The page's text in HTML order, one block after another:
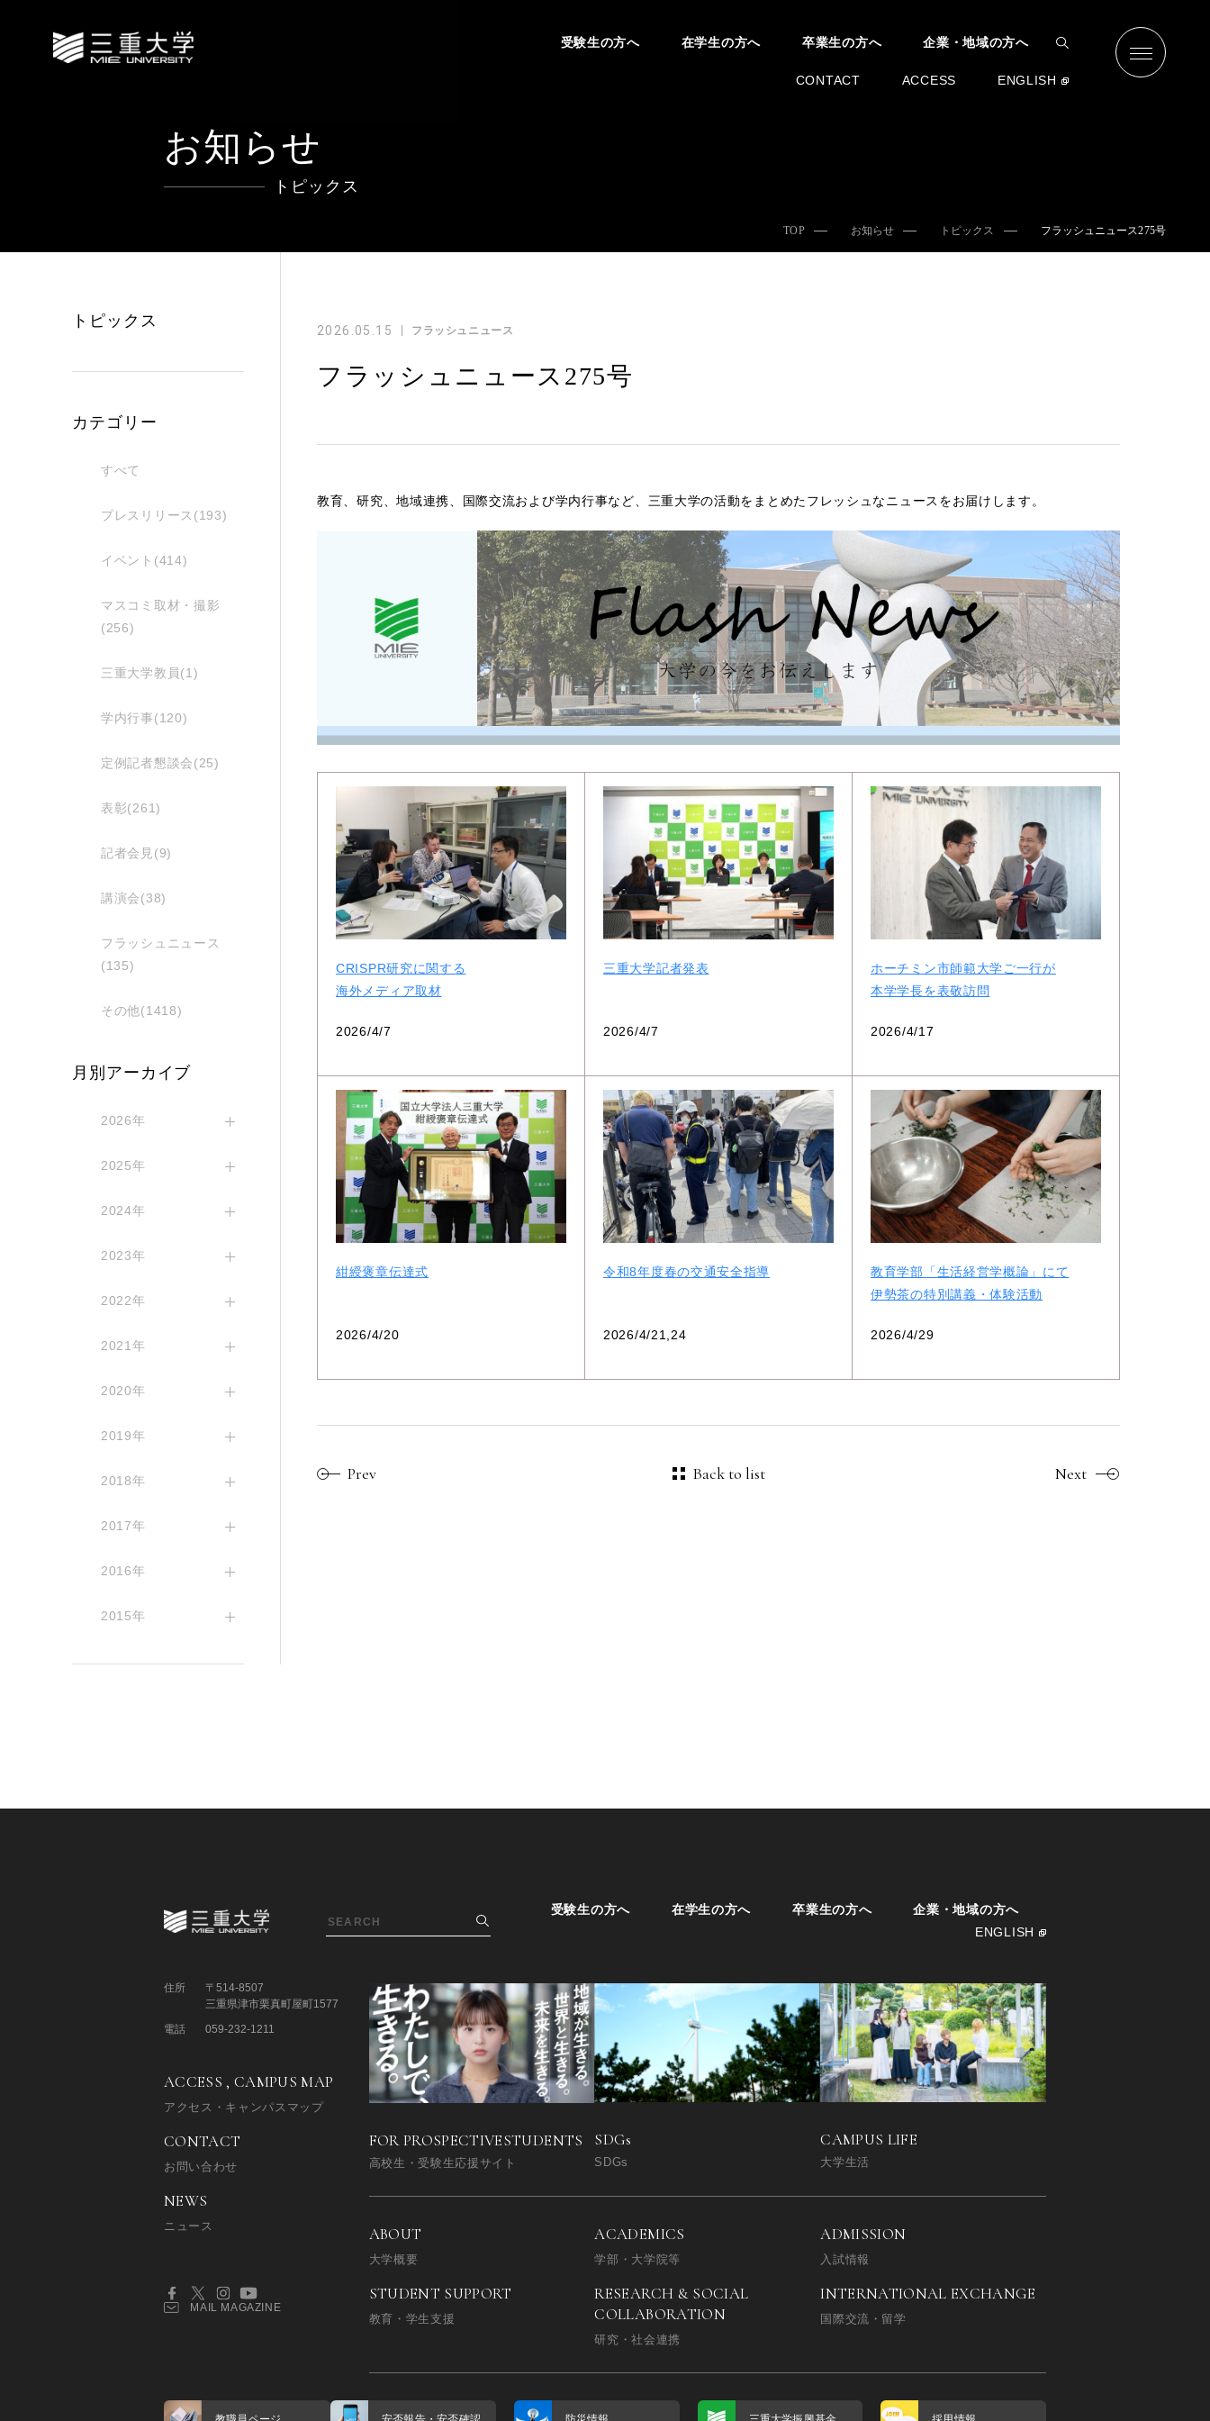
受験生の方へ 在学生の方へ 卒業生の方へ 企業・地域の方へ
CONTACT ACCESS ENGLISH
お知らせ
トピックス
TOP お知らせ トピックス フラッシュニュース275号
2026.05.15 フラッシュニュース
フラッシュニュース275号
教育、研究、地域連携、国際交流および学内行事など、三重大学の活動をまとめたフレッシュなニュースをお届けします。
CRISPR研究に関する
海外メディア取材
2026/4/7
三重大学記者発表
2026/4/7
ホーチミン市師範大学ご一行が
本学学長を表敬訪問
2026/4/17
紺綬褒章伝達式
2026/4/20
令和8年度春の交通安全指導
2026/4/21,24
教育学部「生活経営学概論」にて
伊勢茶の特別講義・体験活動
2026/4/29
Prev Back to list Next
トピックス
カテゴリー
すべて
プレスリリース(193)
イベント(414)
マスコミ取材・撮影
(256)
三重大学教員(1)
学内行事(120)
定例記者懇談会(25)
表彰(261)
記者会見(9)
講演会(38)
フラッシュニュース
(135)
その他(1418)
月別アーカイブ
2026年
2025年
2024年
2023年
2022年
2021年
2020年
2019年
2018年
2017年
2016年
2015年
受験生の方へ 在学生の方へ 卒業生の方へ
企業・地域の方へ
ENGLISH
FOR PROSPECTIVESTUDENTS
高校生・受験生応援サイト
SDGs
SDGs
CAMPUS LIFE
大学生活
ABOUT
大学概要
ACADEMICS
学部・大学院等
ADMISSION
入試情報
STUDENT SUPPORT
教育・学生支援
RESEARCH & SOCIAL
COLLABORATION
研究・社会連携
INTERNATIONAL EXCHANGE
国際交流・留学
住所
〒514-8507
三重県津市栗真町屋町1577
電話
059-232-1211
ACCESS , CAMPUS MAP
アクセス・キャンパスマップ
CONTACT
お問い合わせ
NEWS
ニュース
MAIL MAGAZINE